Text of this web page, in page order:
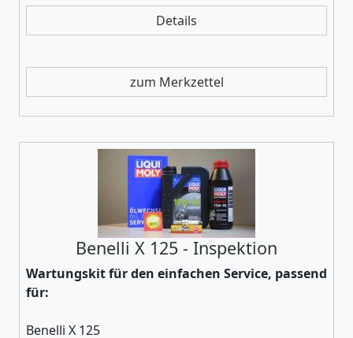
Details
zum Merkzettel
Benelli X 125 - Inspektion
Wartungskit für den einfachen Service, passend
für:
Benelli X 125